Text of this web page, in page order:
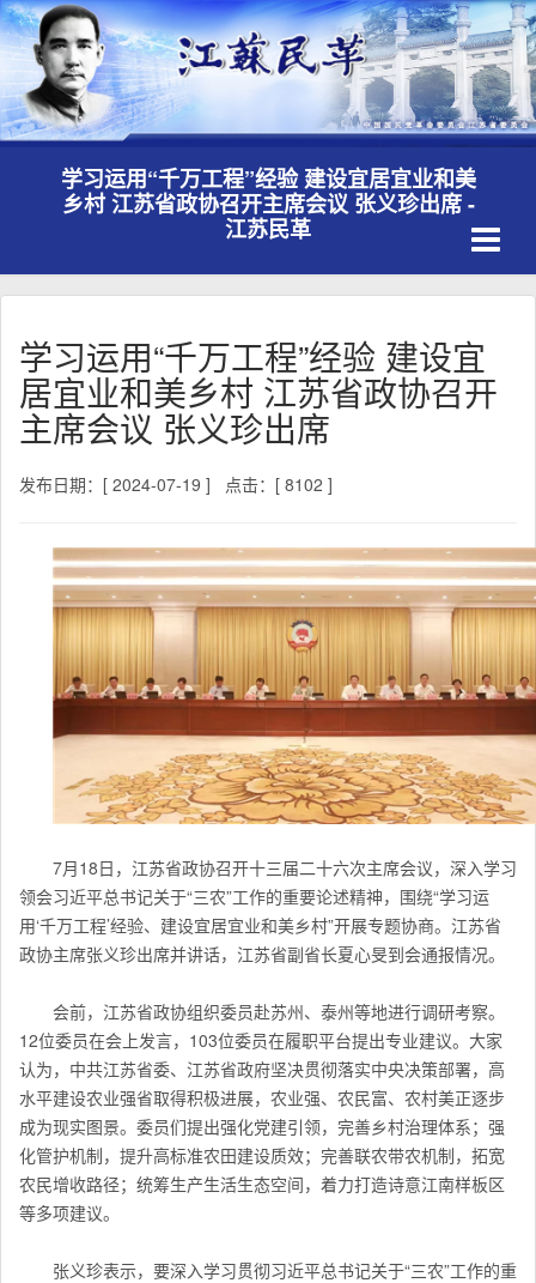
学习运用“千万工程”经验 建设宜居宜业和美
乡村 江苏省政协召开主席会议 张义珍出席 -
江苏民革
学习运用“千万工程”经验 建设宜
居宜业和美乡村 江苏省政协召开
主席会议 张义珍出席
发布日期：[ 2024-07-19 ] 点击：[ 8102 ]
7月18日， 江苏省政协召开十三届二十六次主席会议，深入学习
领会习近平总书记关于“三农”工作的重要论述精神，围绕“学习运
用‘千万工程’经验、建设宜居宜业和美乡村”开展专题协商。 江苏省
政协主席张义珍出席并讲话， 江苏省副省长夏心旻到会通报情况。
会前， 江苏省政协组织委员赴苏州、泰州等地进行调研考察。
12位委员在会上发言，103位委员在履职平台提出专业建议。大家
认为，中共江苏省委、 江苏省政府坚决贯彻落实中央决策部署，高
水平建设农业强省取得积极进展，农业强、农民富、农村美正逐步
成为现实图景。委员们提出强化党建引领，完善乡村治理体系；强
化管护机制，提升高标准农田建设质效；完善联农带农机制，拓宽
农民增收路径；统筹生产生活生态空间，着力打造诗意江南样板区
等多项建议。
张义珍表示，要深入学习贯彻习近平总书记关于“三农”工作的重